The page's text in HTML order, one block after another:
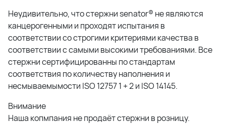
Неудивительно, что стержни senator® не являются
канцерогенными и проходят испытания в
соответствии со строгими критериями качества в
соответствии с самыми высокими требованиями. Все
стержни сертифицированны по стандартам
соответствия по количеству наполнения и
несмываемымости ISO 12757 1 + 2 и ISO 14145.
Внимание
Наша копмпания не продаёт стержни в розницу.